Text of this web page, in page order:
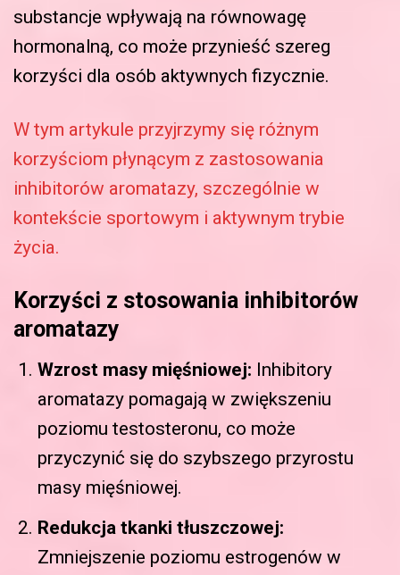
substancje wpływają na równowagę
hormonalną, co może przynieść szereg
korzyści dla osób aktywnych fizycznie.
W tym artykule przyjrzymy się różnym
korzyściom płynącym z zastosowania
inhibitorów aromatazy, szczególnie w
kontekście sportowym i aktywnym trybie
życia.
Korzyści z stosowania inhibitorów
aromatazy
Wzrost masy mięśniowej: Inhibitory
aromatazy pomagają w zwiększeniu
poziomu testosteronu, co może
przyczynić się do szybszego przyrostu
masy mięśniowej.
Redukcja tkanki tłuszczowej:
Zmniejszenie poziomu estrogenów w